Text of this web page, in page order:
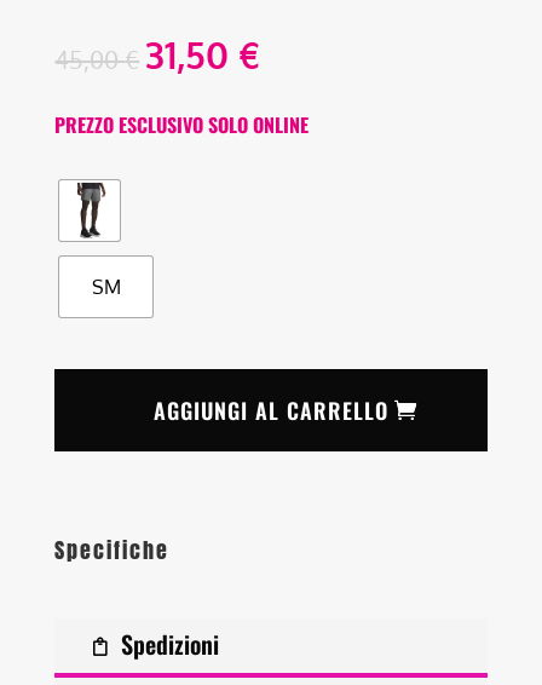
45,00€ 31,50 €
PREZZO ESCLUSIVO SOLO ONLINE
SM
AGGIUNGI AL CARRELLO
Specifiche
Spedizioni